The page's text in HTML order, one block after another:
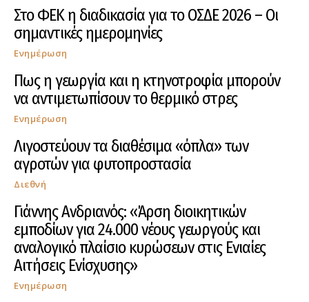
Στο ΦΕΚ η διαδικασία για το ΟΣΔΕ 2026 – Οι
σημαντικές ημερομηνίες
Ενημέρωση
Πως η γεωργία και η κτηνοτροφία μπορούν
να αντιμετωπίσουν το θερμικό στρες
Ενημέρωση
Λιγοστεύουν τα διαθέσιμα «όπλα» των
αγροτών για φυτοπροστασία
Διεθνή
Γιάννης Ανδριανός: «Άρση διοικητικών
εμποδίων για 24.000 νέους γεωργούς και
αναλογικό πλαίσιο κυρώσεων στις Ενιαίες
Αιτήσεις Ενίσχυσης»
Ενημέρωση